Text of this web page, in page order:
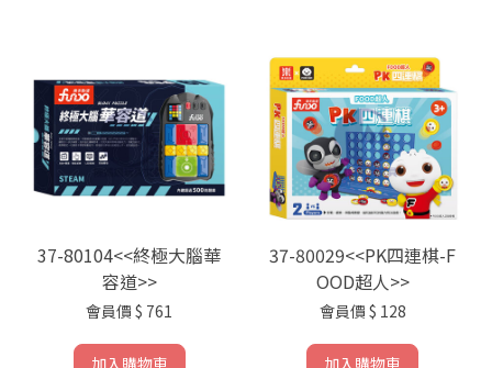
37-80104<<終極大腦華
容道>>
會員價 $ 761
37-80029<<PK四連棋-F
OOD超人>>
會員價 $ 128